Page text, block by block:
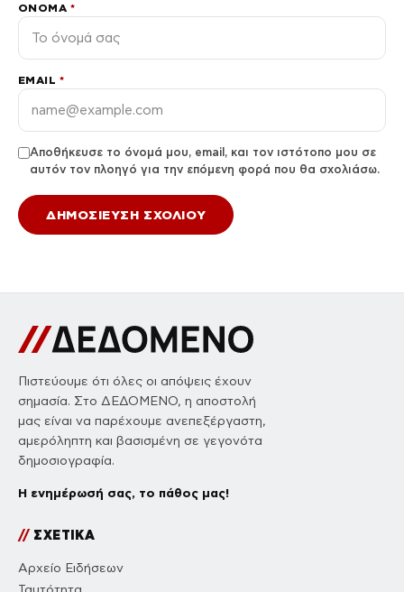
ΌΝΟΜΑ *
EMAIL *
Αποθήκευσε το όνομά μου, email, και τον ιστότοπο μου σε
αυτόν τον πλοηγό για την επόμενη φορά που θα σχολιάσω.
Πιστεύουμε ότι όλες οι απόψεις έχουν
σημασία. Στο ΔΕΔΟΜΕΝΟ, η αποστολή
μας είναι να παρέχουμε ανεπεξέργαστη,
αμερόληπτη και βασισμένη σε γεγονότα
δημοσιογραφία.
Η ενημέρωσή σας, το πάθος μας!
//ΣΧΕΤΙΚΑ
Αρχείο Ειδήσεων
Ταυτότητα